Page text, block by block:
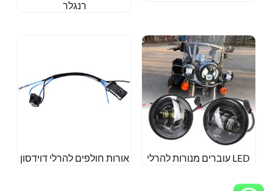
רנגלר
אורות חולפים להרלי דוידסון LED עוברים מנורות להרלי